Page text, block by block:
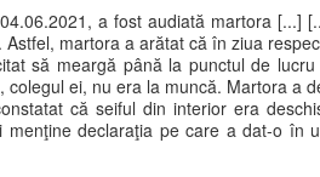
a fost audiată martora [...]
martora a arătat că în ziua
să meargă până la punctul de
ei, nu era la muncă. Martora a
că seiful din interior era
declaraţia pe care a dat-o în